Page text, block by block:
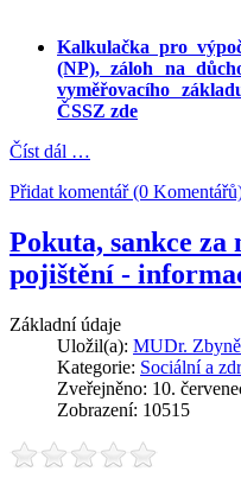
Kalkulačka pro
(NP), záloh na
vyměřovacího
ČSSZ zde
Číst dál …
Přidat komentář (0
Pokuta, sankce za
pojištění -
Základní údaje
Uložil(a): MUDr.
Kategorie: Sociální a
Zveřejněno: 10.
Zobrazení: 10515